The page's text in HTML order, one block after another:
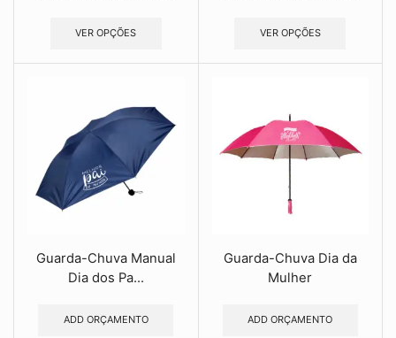
VER OPÇÕES VER OPÇÕES
Guarda-Chuva Manual
Dia dos Pa...
ADD ORÇAMENTO
Guarda-Chuva Dia da
Mulher
ADD ORÇAMENTO